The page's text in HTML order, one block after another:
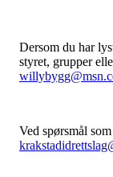
Dersom du har
styret, grupper
Ved spørsmål